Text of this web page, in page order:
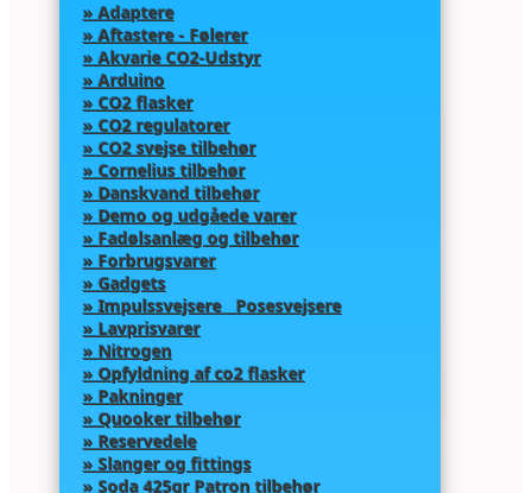
» Adaptere
» Aftastere - Følerer
» Akvarie CO2-Udstyr
» Arduino
» CO2 flasker
» CO2 regulatorer
» CO2 svejse tilbehør
» Cornelius tilbehør
» Danskvand tilbehør
» Demo og udgåede varer
» Fadølsanlæg og tilbehør
» Forbrugsvarer
» Gadgets
» Impulssvejsere Posesvejsere
» Lavprisvarer
» Nitrogen
» Opfyldning af co2 flasker
» Pakninger
» Quooker tilbehør
» Reservedele
» Slanger og fittings
» Soda 425gr Patron tilbehør